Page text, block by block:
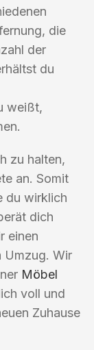
die
der
du
weißt,
zu halten,
an. Somit
du wirklich
dich
einen
Umzug. Wir
Möbel
voll und
Zuhause